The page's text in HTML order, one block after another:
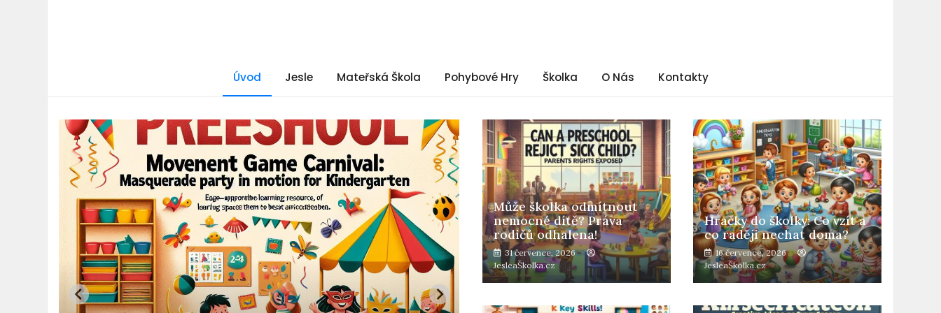
Úvod Jesle Mateřská Škola Pohybové Hry Školka O Nás Kontakty
Může školka odmítnout
nemocné dítě? Práva
rodičů odhalena!
31 července, 2026
JesleaŠkolka.cz
Hračky do školky: Co vzít a
co raději nechat doma?
16 července, 2026
JesleaŠkolka.cz